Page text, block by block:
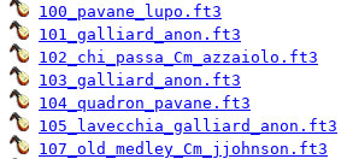
100_pavane_lupo.ft3
101_galliard_anon.ft3
102_chi_passa_Cm_azzaiolo.ft3
103_galliard_anon.ft3
104_quadron_pavane.ft3
105_lavecchia_galliard_anon.ft3
107_old_medley_Cm_jjohnson.ft3